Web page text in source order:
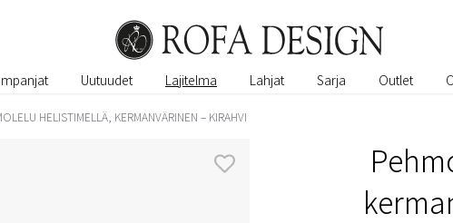
Uutuudet Lajitelma Lahjat Sarja Outlet
HELISTIMELLÄ, KERMANVÄRINEN – KIRAHVI